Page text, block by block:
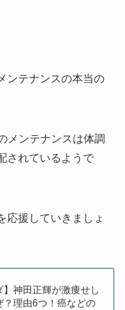
ンテナンスの本当の
メンテナンスは体調
されているようで
応援していきましょ
】神田正輝が激痩せし
？理由6つ！癌などの